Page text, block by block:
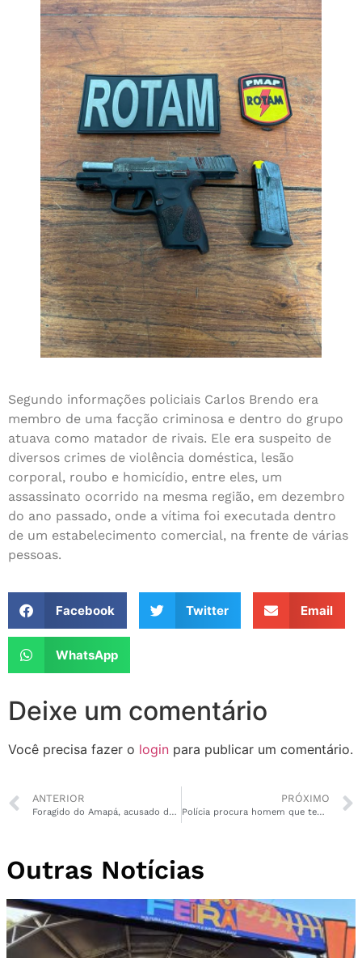
Segundo informações policiais Carlos Brendo era
membro de uma facção criminosa e dentro do grupo
atuava como matador de rivais. Ele era suspeito de
diversos crimes de violência doméstica, lesão
corporal, roubo e homicídio, entre eles, um
assassinato ocorrido na mesma região, em dezembro
do ano passado, onde a vítima foi executada dentro
de um estabelecimento comercial, na frente de várias
pessoas.
Facebook Twitter Email
WhatsApp
Deixe um comentário
Você precisa fazer o login para publicar um comentário.
ANTERIOR
Foragido do Amapá, acusado de vários homicídios, é preso em Chapecó/SC
PRÓXIMO
Polícia procura homem que tentou matar a ex-namorada e mais duas vítimas
Outras Notícias